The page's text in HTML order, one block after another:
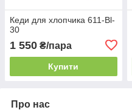
Кеди для хлопчика 611-Bl-
30
1 550 ₴/пара
Купити
Про нас